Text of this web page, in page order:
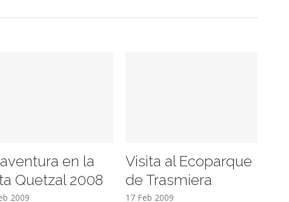
en la
Quetzal 2008
2009
Visita al Ecoparque
de Trasmiera
17 Feb 2009